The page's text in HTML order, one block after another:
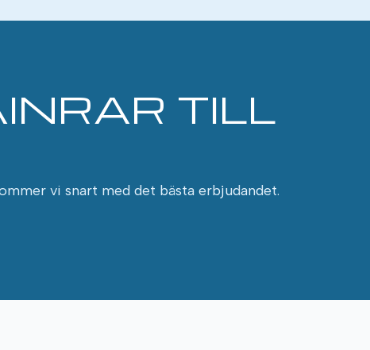
TILL
vi snart med det bästa erbjudandet.